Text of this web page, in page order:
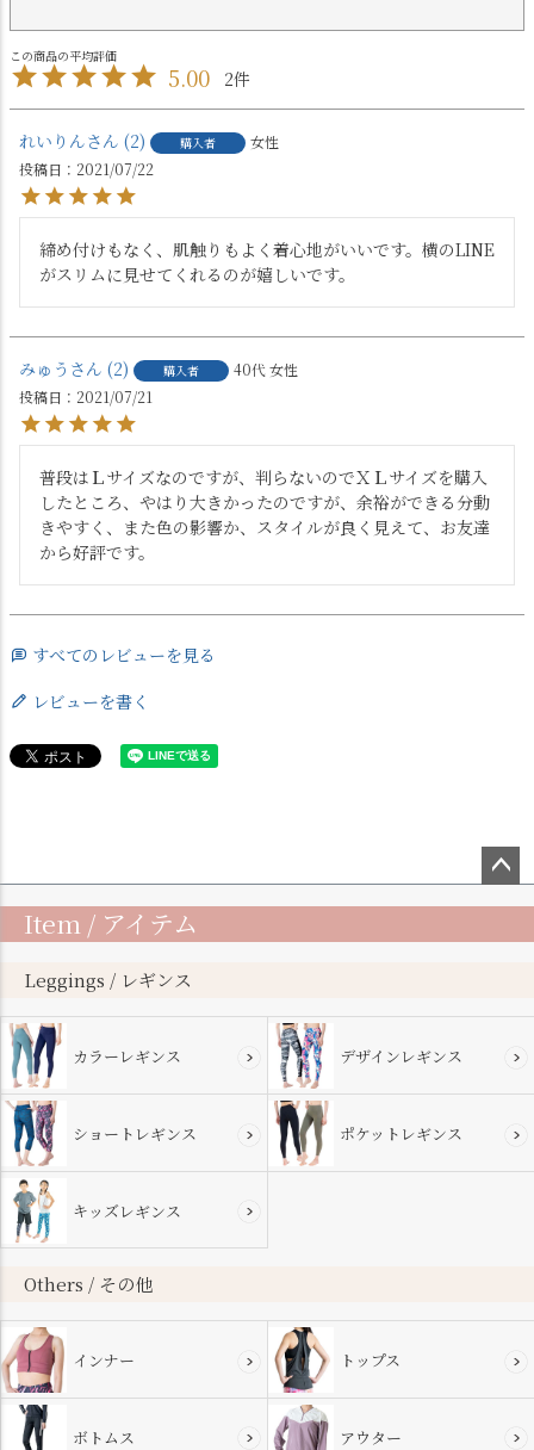
5.00 2
れいりん 2 購入者
女性
投稿日
2021/07/22
締め付けもなく、肌触りもよく着心地がいいです。横のLINE
がスリムに見せてくれるのが嬉しいです。
みゅう 2 購入者 40代女性
投稿日
2021/07/21
普段はＬサイズなのですが、判らないのでＸＬサイズを購入
したところ、やはり大きかったのですが、余裕ができる分動
きやすく、また色の影響か、スタイルが良く見えて、お友達
から好評です。
すべてのレビューを見る
レビューを書く
ップ
Item / アイテム
Leggings / レギンス
カラーレギンス デザインレギンス
ショートレギンス ポケットレギンス
キッズレギンス
Others / その他
インナー トップス
ボトムス アウター